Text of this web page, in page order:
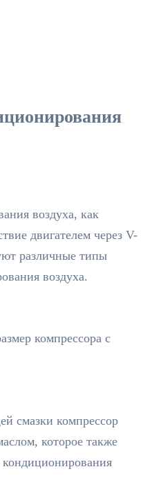
воздуха, как
двигателем через V-
различные типы
воздуха.
компрессора с
смазки компрессор
которое также
кондиционирования